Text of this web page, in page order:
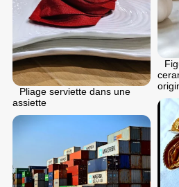
Pliage serviette dans une
assiette